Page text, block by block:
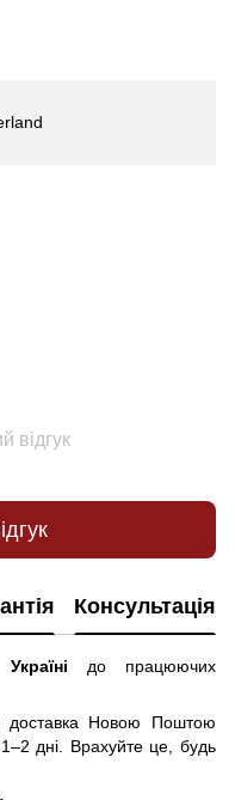
відгук
Консультація
до працюючих
доставка Новою Поштою
дні. Врахуйте це, будь